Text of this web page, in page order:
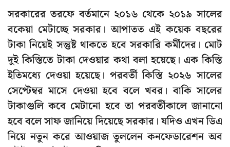
সরকারের তরফে বর্তমানে ২০১৬ থেকে ২০১৯ সালের
বকেয়া মেটাচ্ছে সরকার। আপাতত এই কয়েক বছরের
টাকা নিয়েই সন্তুষ্ট থাকতে হবে সরকারি কর্মীদের। মোট
দুই কিস্তিতে টাকা দেওয়ার কথা বলা হয়েছে। এক কিস্তি
ইতিমধ্যে দেওয়া হয়েছে। পরবর্তী কিস্তি ২০২৬ সালের
সেপ্টেম্বর মাসে দেওয়া হবে বলে খবর। বাকি সালের
টাকাগুলি কবে মেটানো হবে তা পরবর্তীকালে জানানো
হবে বলে সাফ জানিয়ে দিয়েছে সরকার। যদিও এখন ডিএ
নিয়ে নতুন করে আওয়াজ তুললেন কনফেডারেশন অব